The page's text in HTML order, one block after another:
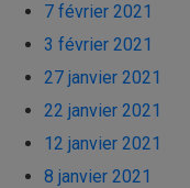
7 février 2021
3 février 2021
27 janvier 2021
22 janvier 2021
12 janvier 2021
8 janvier 2021